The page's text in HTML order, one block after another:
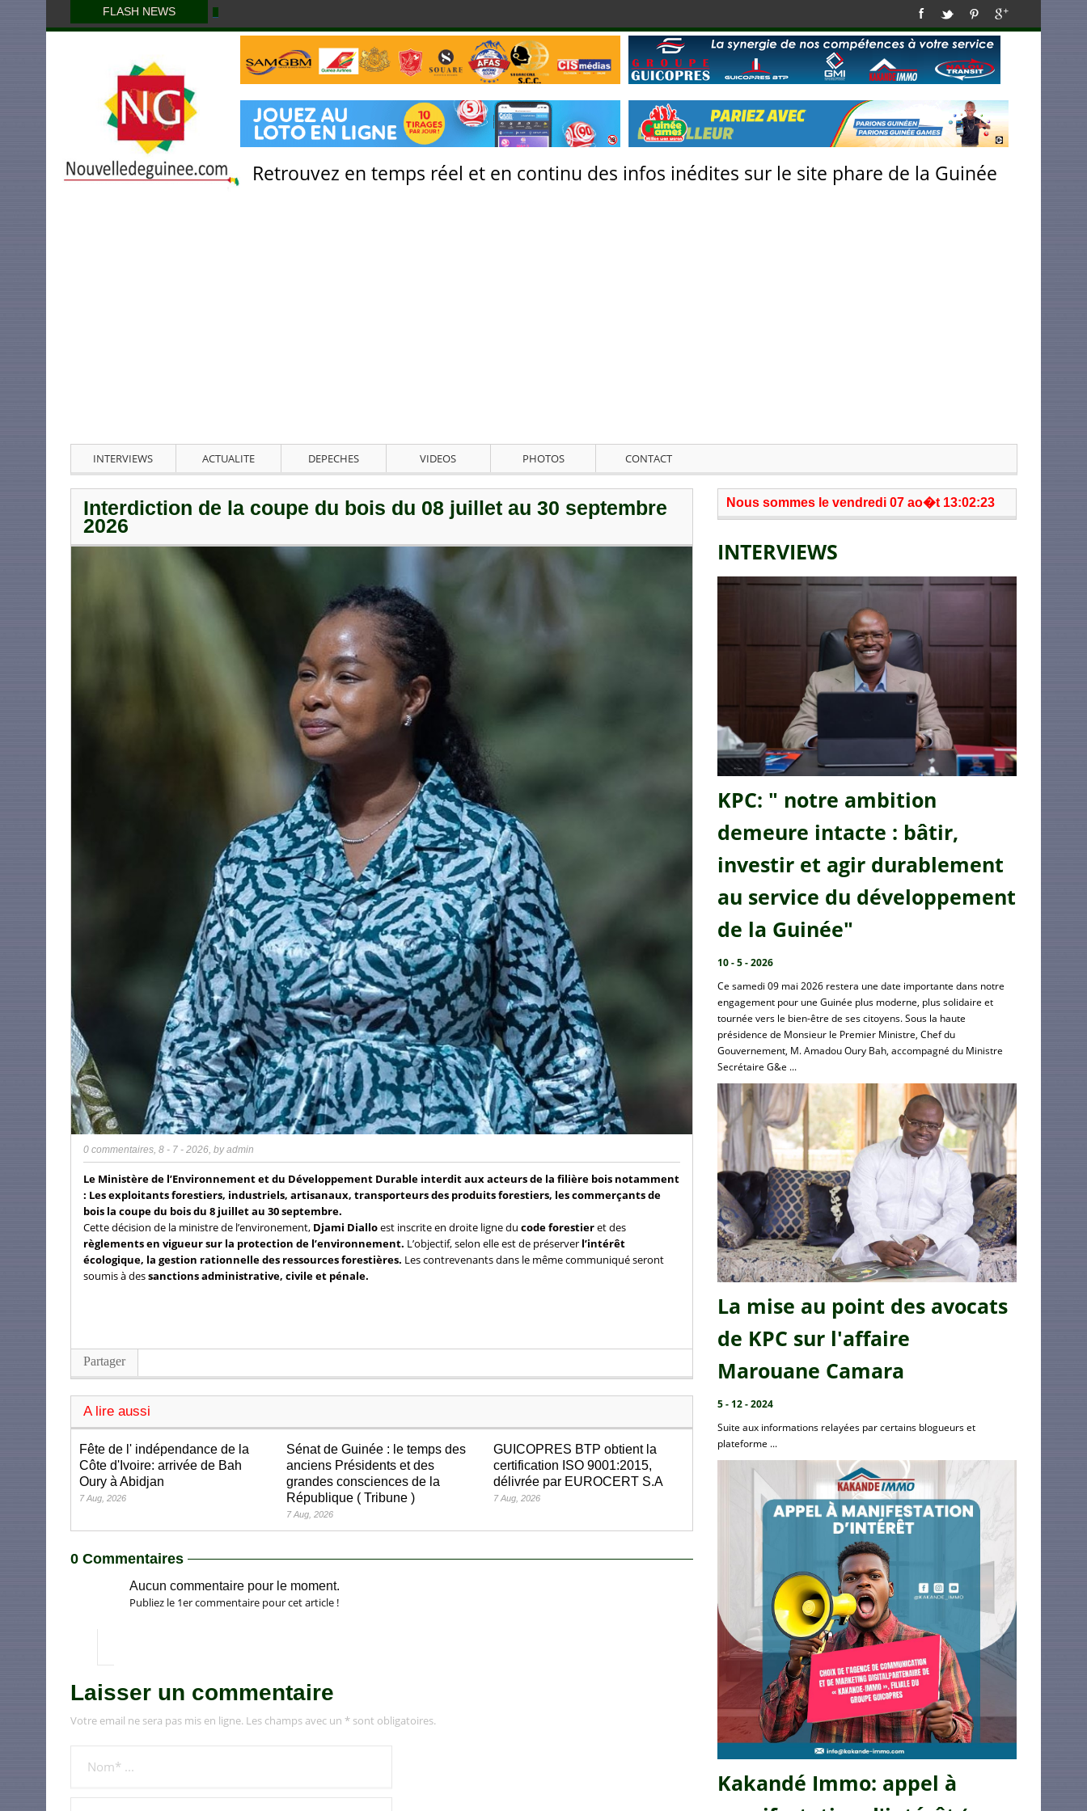
FLASH NEWS
Retrouvez en temps réel et en continu des infos inédites sur le site phare de la Guinée
INTERVIEWS ACTUALITE DEPECHES VIDEOS PHOTOS CONTACT
Interdiction de la coupe du bois du 08 juillet au 30 septembre
2026
0 commentaires 8 - 7 - 2026 , byadmin
Le Ministère de l’Environnement et du Développement Durable interdit aux acteurs de la filière bois notamment
: Les exploitants forestiers, industriels, artisanaux, transporteurs des produits forestiers, les commerçants de
bois la coupe du bois du 8 juillet au 30 septembre.
Cette décision de la ministre de l’environement, Djami Dialloest inscrite en droite ligne du code forestieret des
règlements en vigueur sur la protection de l’environnement. L’objectif, selon elle est de préserver l’intérêt
écologique, la gestion rationnelle des ressources forestières. Les contrevenants dans le même communiqué seront
soumis à dessanctions administrative, civile et pénale.
Partager
A lire aussi
Fête de l' indépendance de la
Côte d'Ivoire: arrivée de Bah
Oury à Abidjan
7 Aug, 2026
Sénat de Guinée : le temps des
anciens Présidents et des
grandes consciences de la
République ( Tribune )
7 Aug, 2026
GUICOPRES BTP obtient la
certification ISO 9001:2015,
délivrée par EUROCERT S.A
7 Aug, 2026
0 Commentaires
Aucun commentaire pour le moment.
Publiez le 1er commentaire pour cet article !
Laisser un commentaire
Votre email ne sera pas mis en ligne. Les champs avec un * sont obligatoires.
Nous sommes le vendredi 07 ao�t 13:02:23
INTERVIEWS
KPC: " notre ambition
demeure intacte : bâtir,
investir et agir durablement
au service du développement
de la Guinée"
10 - 5 - 2026
Ce samedi 09 mai 2026 restera une date importante dans notre
engagement pour une Guinée plus moderne, plus solidaire et
tournée vers le bien-être de ses citoyens. Sous la haute
présidence de Monsieur le Premier Ministre, Chef du
Gouvernement, M. Amadou Oury Bah, accompagné du Ministre
Secrétaire G&e ...
La mise au point des avocats
de KPC sur l'affaire
Marouane Camara
5 - 12 - 2024
Suite aux informations relayées par certains blogueurs et
plateforme ...
Kakandé Immo: appel à